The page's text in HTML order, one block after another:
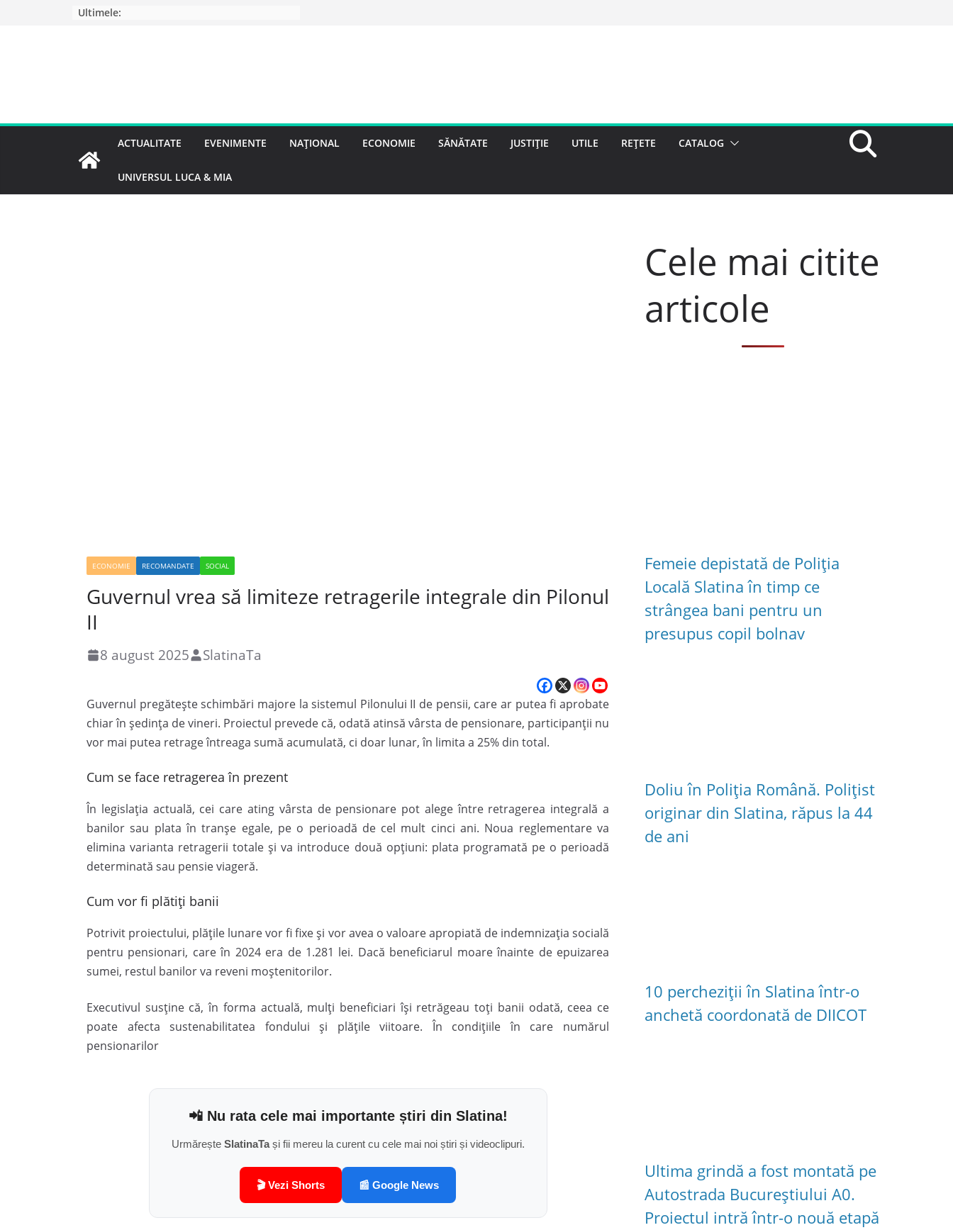
Ultimele:
ACTUALITATE EVENIMENTE NAȚIONAL ECONOMIE SĂNĂTATE JUSTIȚIE UTILE REȚETE CATALOG
UNIVERSUL LUCA & MIA
ECONOMIE RECOMANDATE SOCIAL
Guvernul vrea să limiteze retragerile integrale din Pilonul
II
8 august 2025 SlatinaTa
Guvernul pregătește schimbări majore la sistemul Pilonului II de pensii, care ar putea fi aprobate
chiar în ședința de vineri. Proiectul prevede că, odată atinsă vârsta de pensionare, participanții nu
vor mai putea retrage întreaga sumă acumulată, ci doar lunar, în limita a 25% din total.
Cum se face retragerea în prezent
În legislația actuală, cei care ating vârsta de pensionare pot alege între retragerea integrală a
banilor sau plata în tranșe egale, pe o perioadă de cel mult cinci ani. Noua reglementare va
elimina varianta retragerii totale și va introduce două opțiuni: plata programată pe o perioadă
determinată sau pensie viageră.
Cum vor fi plătiți banii
Potrivit proiectului, plățile lunare vor fi fixe și vor avea o valoare apropiată de indemnizația socială
pentru pensionari, care în 2024 era de 1.281 lei. Dacă beneficiarul moare înainte de epuizarea
sumei, restul banilor va reveni moștenitorilor.
Executivul susține că, în forma actuală, mulți beneficiari își retrăgeau toți banii odată, ceea ce
poate afecta sustenabilitatea fondului și plățile viitoare. În condițiile în care numărul
pensionarilor
📲 Nu rata cele mai importante știri din Slatina!
Urmărește SlatinaTași fii mereu la curent cu cele mai noi știri și videoclipuri.
🎬 Vezi Shorts 📰 Google News
Cele mai citite
articole
Femeie depistată de Poliția
Locală Slatina în timp ce
strângea bani pentru un
presupus copil bolnav
Doliu în Poliția Română. Polițist
originar din Slatina, răpus la 44
de ani
10 percheziții în Slatina într-o
anchetă coordonată de DIICOT
Ultima grindă a fost montată pe
Autostrada Bucureștiului A0.
Proiectul intră într-o nouă etapă